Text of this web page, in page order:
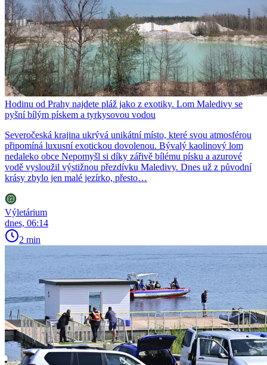
Hodinu od Prahy najdete pláž jako z exotiky. Lom Maledivy se
pyšní bílým pískem a tyrkysovou vodou
Severočeská krajina ukrývá unikátní místo, které svou atmosférou
připomíná luxusní exotickou dovolenou. Bývalý kaolinový lom
nedaleko obce Nepomyšl si díky zářivě bílému písku a azurové
vodě vysloužil výstižnou přezdívku Maledivy. Dnes už z původní
krásy zbylo jen malé jezírko, přesto…
Výletárium
dnes, 06:14
2 min